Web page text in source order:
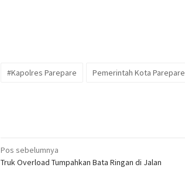
#Kapolres Parepare Pemerintah Kota Parepare
Navigasi
Pos sebelumnya
Truk Overload Tumpahkan Bata Ringan di Jalan